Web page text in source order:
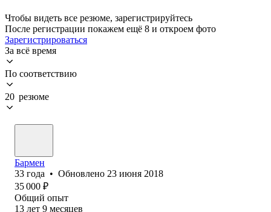
Чтобы видеть все резюме, зарегистрируйтесь
После регистрации покажем ещё 8 и откроем фото
Зарегистрироваться
За всё время
По соответствию
20 резюме
Бармен
33 года • Обновлено 23 июня 2018
35 000 ₽
Общий опыт
13 лет 9 месяцев